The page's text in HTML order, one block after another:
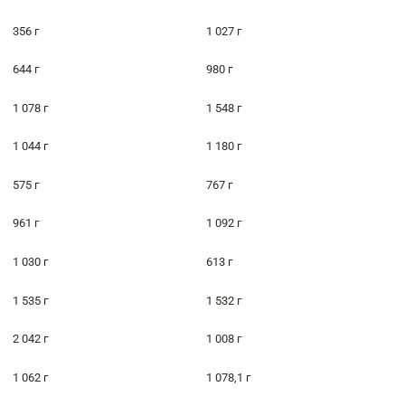
356 г 1 027 г
644 г 980 г
1 078 г 1 548 г
1 044 г 1 180 г
575 г 767 г
961 г 1 092 г
1 030 г 613 г
1 535 г 1 532 г
2 042 г 1 008 г
1 062 г 1 078,1 г